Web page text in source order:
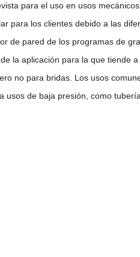
para el uso en usos
para los clientes debido a las
de pared de los programas de
la aplicación para la que tiende
no para bridas. Los usos
usos de baja presión, como